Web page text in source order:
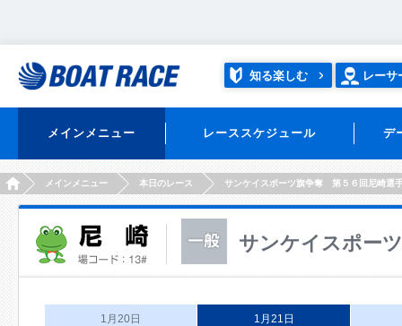
知る楽しむ レーサ
メインメニュー レーススケジュール デ
HOMEメインメニュー 本日のレース サンケイスポーツ旗争奪 第５６回尼崎選
サンケイスポー
1月20日 1月21日